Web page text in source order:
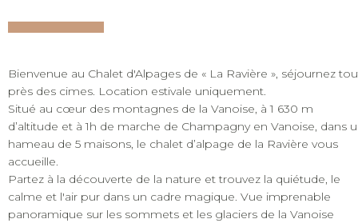
Bienvenue au Chalet d'Alpages de « La Ravière », séjournez
près des cimes. Location estivale uniquement.
Situé au cœur des montagnes de la Vanoise, à 1 630 m
d’altitude et à 1h de marche de Champagny en Vanoise, dans
hameau de 5 maisons, le chalet d’alpage de la Ravière vous
accueille.
Partez à la découverte de la nature et trouvez la quiétude, le
calme et l'air pur dans un cadre magique. Vue imprenable
panoramique sur les sommets et les glaciers de la Vanoise